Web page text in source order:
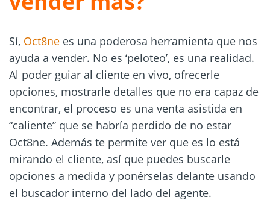
Sí, Oct8ne es una poderosa herramienta que nos
ayuda a vender. No es ‘peloteo’, es una realidad.
Al poder guiar al cliente en vivo, ofrecerle
opciones, mostrarle detalles que no era capaz de
encontrar, el proceso es una venta asistida en
“caliente” que se habría perdido de no estar
Oct8ne. Además te permite ver que es lo está
mirando el cliente, así que puedes buscarle
opciones a medida y ponérselas delante usando
el buscador interno del lado del agente.